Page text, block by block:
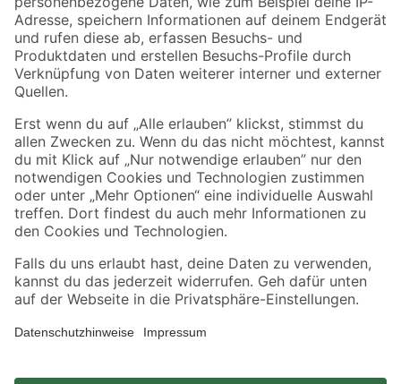
Sicher einkaufen
Jetzt die toom-App herunterladen
Alle Preisangaben in EUR inkl. gesetzl. MwSt.. Die dargestellten Angebote sind unter
Umständen nicht in allen Märkten verfügbar. Die angegebenen Verfügbarkeiten beziehen
sich auf den unter "Mein Markt" ausgewählten toom Baumarkt. Alle Angebote und
*Paketversand ab 59 € versandkostenfrei, gilt nicht für Artikel mit Speditionsversand, hier
fallen zusätzliche Versandkosten an.